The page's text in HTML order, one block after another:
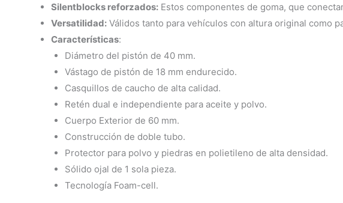
Silentblocks reforzados: Estos componentes de goma, que
Versatilidad: Válidos tanto para vehículos con altura original como
Características:
Diámetro del pistón de 40 mm.
Vástago de pistón de 18 mm endurecido.
Casquillos de caucho de alta calidad.
Retén dual e independiente para aceite y polvo.
Cuerpo Exterior de 60 mm.
Construcción de doble tubo.
Protector para polvo y piedras en polietileno de alta densidad.
Sólido ojal de 1 sola pieza.
Tecnología Foam-cell.